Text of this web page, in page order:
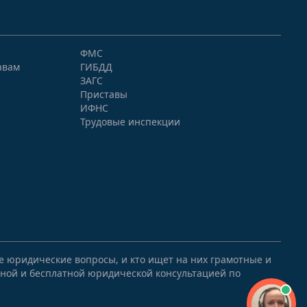
ФМС
ГИБДД
ЗАГС
Приставы
ИФНС
Трудовые инспекции
вопросы, и кто ищет на них грамотные и
и бесплатной юридической консультацией по